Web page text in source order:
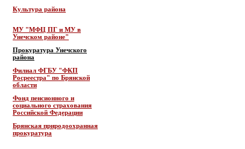
Культура района
МУ "МФЦ ПГ и МУ в
Унечском районе"
Прокуратура Унечского
района
Филиал ФГБУ "ФКП
Росреестра" по Брянской
области
Фонд пенсионного и
социального страхования
Российской Федерации
Брянская природоохранная
прокуратура